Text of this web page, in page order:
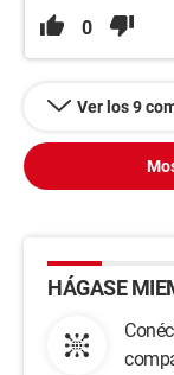
0
Ver los 9
HÁGASE